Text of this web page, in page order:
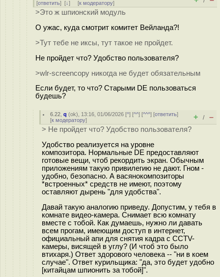
[ответить] [↓] [к модератору]
>Это ж шпионский модуль
О ужас, куда смотрит комитет Вейланда?!
>Тут тебе не иксы, тут такое не пройдет.
Не пройдет что? Удобство пользователя?
>wlr-screencopy никогда не будет обязательным
Если будет, то что? Старыми DE пользоваться
будешь?
6.22 ,q (ok), 13:16, 01/06/2026 [^] [^^] [^^^] [ответить]
[к модератору] + / –
> Не пройдет что? Удобство пользователя?
Удобство реализуется на уровне
композитора. Нормальные DE предоставляют
готовые вещи, чтоб рекордить экран. Обычным
приложениям такую привилегию не дают. Гном -
удобно, безопасно. А васянокомпозиторы
*встроенных* средств не имеют, поэтому
оставляют дырень "для удобства".
Давай такую аналогию приведу. Допустим, у тебя в
комнате видео-камера. Снимает всю комнату
вместе с тобой. Как думаешь, нужно ли давать
всем прогам, имеющим доступ в интернет,
официальный апи для снятия кадра с CCTV-
камеры, висящей в углу? (И чтоб это было
втихаря.) Ответ здорового человека -- "ни в коем
случае". Ответ курильщика: "да, это будет удобно
[китайцам шпионить за тобой]".